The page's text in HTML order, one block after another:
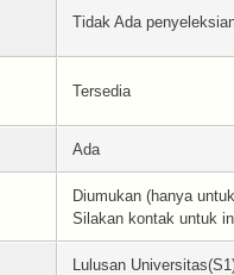
Tidak Ada
Tersedia
Ada
Diumukan (hanya
Silakan kontak untuk
Lulusan